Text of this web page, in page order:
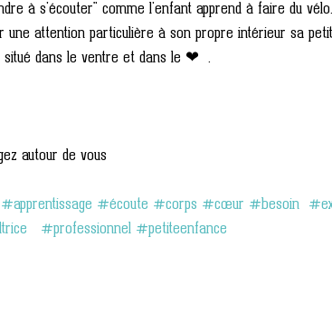
à s'écouter" comme l'enfant apprend à faire du vélo.
une attention particulière à son propre intérieur sa
situé dans le ventre et dans le ❤  .
autour de vous
#apprentissage #écoute #corps #cœur #besoin
#professionnel #petiteenfance